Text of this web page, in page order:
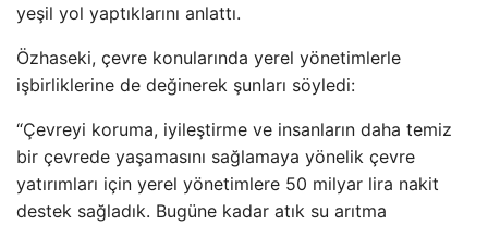
yeşil yol yaptıklarını anlattı.
Özhaseki, çevre konularında yerel yönetimlerle
işbirliklerine de değinerek şunları söyledi:
“Çevreyi koruma, iyileştirme ve insanların daha temiz
bir çevrede yaşamasını sağlamaya yönelik çevre
yatırımları için yerel yönetimlere 50 milyar lira nakit
destek sağladık. Bugüne kadar atık su arıtma